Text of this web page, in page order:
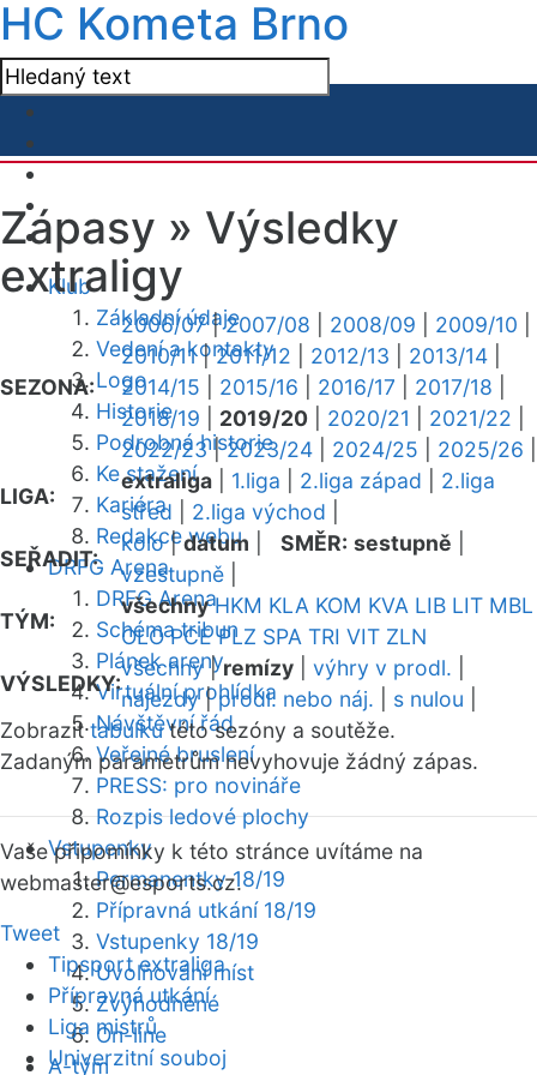
HC Kometa Brno
Klub
Základní údaje
Vedení a kontakty
Logo
Historie
Podrobná historie
Ke stažení
Kariéra
Redakce webu
DRFG Arena
DRFG Arena
Schéma tribun
Plánek areny
Virtuální prohlídka
Návštěvní řád
Veřejné bruslení
PRESS: pro novináře
Rozpis ledové plochy
Vstupenky
Permanentky 18/19
Přípravná utkání 18/19
Vstupenky 18/19
Uvolňování míst
Zvýhodněné
On-line
A-tým
Zápasy » Výsledky
extraligy
SEZONA:
2006/07|2007/08 2008/09 2009/10
2010/11|2011/12 2012/13 2013/14
2014/15
2015/16 2016/17 2017/18
2018/19
2019/20 2020/21 2021/22
2022/23|2023/24 2024/25 2025/26
LIGA:
extraliga 1.liga 2.liga západ
2.liga
střed
2.liga východ
SEŘADIT:
kolo|datum SMĚR: sestupně
vzestupně
TÝM:
všechny HKM KLA KOM KVA LIB LIT MBL
OLO PCE PLZ SPA TRI VIT ZLN
VÝSLEDKY:
všechny|remízy výhry v prodl.
nájezdy|prodl. nebo náj. s nulou
Zobrazittabulkutéto sezóny a soutěže.
Zadaným parametrům nevyhovuje žádný zápas.
Vaše připomínky k této stránce uvítáme na
webmaster@esports.cz.
Tweet
Tipsport extraliga
Přípravná utkání
Liga mistrů
Univerzitní souboj